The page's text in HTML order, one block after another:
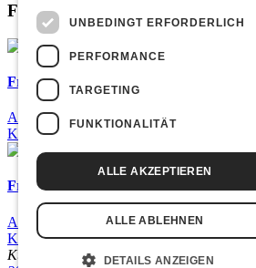
Fabrikgeflüster
Frisch bestätigt: Baschi
Am Samstag, 29. Januar 2027 kommt
Kofmehl!
Frisch bestätigt: Pronto
Am Samstag, 20. März 2027 kommt
Kofmehl!
Kulturfabrik Kofmehl Kofmehlweg 1
UNBEDINGT ERFORDERLICH
PERFORMANCE
TARGETING
FUNKTIONALITÄT
ALLE AKZEPTIEREN
ALLE ABLEHNEN
DETAILS ANZEIGEN